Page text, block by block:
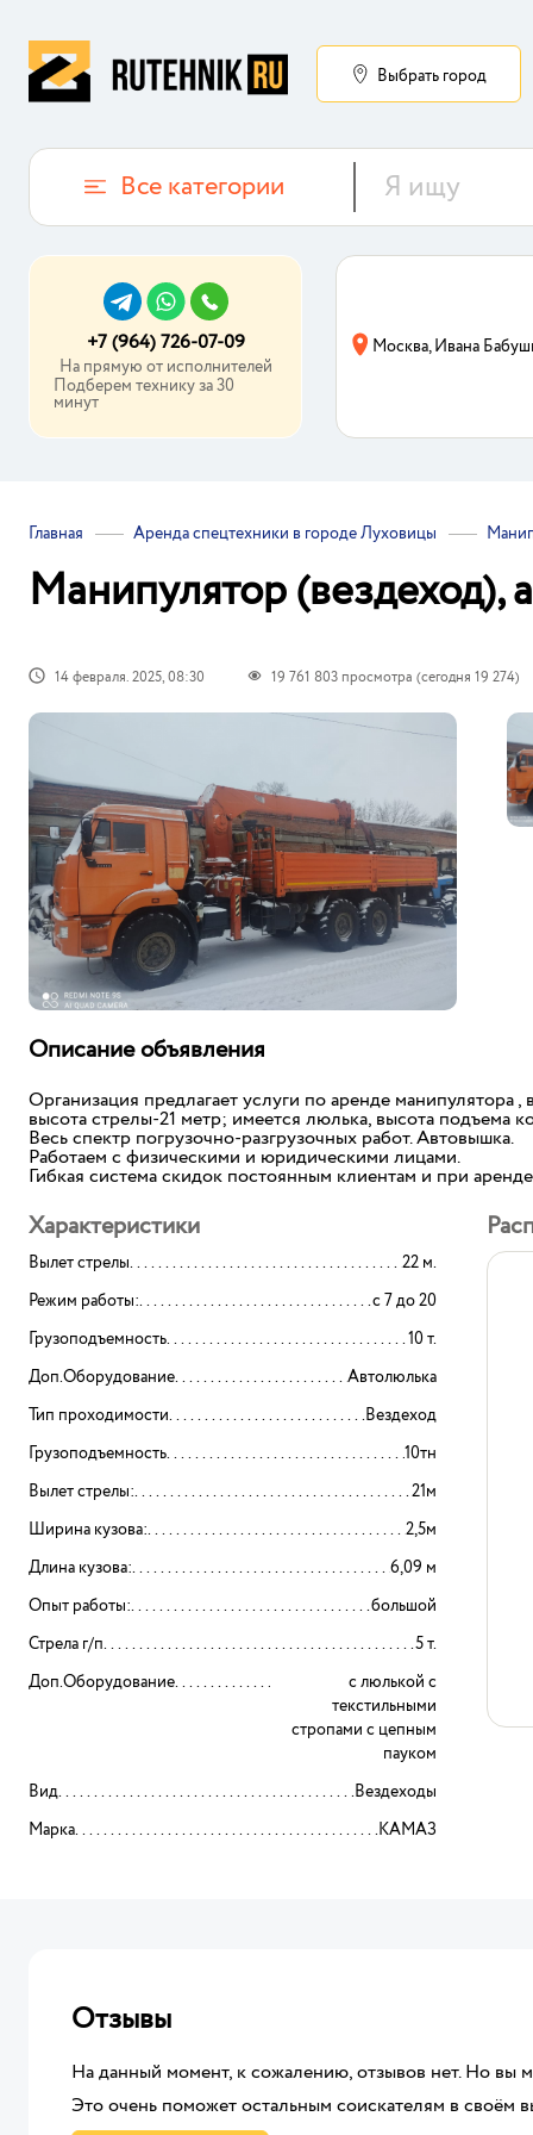
Выбрать город
Все категории
+7 (964) 726-07-09
На прямую от исполнителей
Подберем технику за 30
минут
Москва, Ивана
Главная Аренда спецтехники в городе Луховицы
Манипулятор (вездеход),
14 февраля. 2025, 08:30 19 761 803 просмотрa (сегодня 19 274)
Описание объявления
Организация предлагает услуги по аренде манипулятора
высота стрелы-21 метр; имеется люлька, высота подъема
Весь спектр погрузочно-разгрузочных работ. Автовышка.
Работаем с физическими и юридическими лицами.
Гибкая система скидок постоянным клиентам и при
Характеристики
Вылет стрелы
22 м.
Режим работы:
с 7 до 20
Грузоподъемность
10 т.
Доп.Оборудование
Автолюлька
Тип проходимости
Вездеход
Грузоподъемность
10тн
Вылет стрелы:
21м
Ширина кузова:
2,5м
Длина кузова:
6,09 м
Опыт работы:
большой
Стрела г/п
5 т.
Доп.Оборудование
с люлькой с
текстильными
стропами с цепным
пауком
Вид
Вездеходы
Марка
КАМАЗ
Отзывы
На данный момент, к сожалению, отзывов нет. Но
Это очень поможет остальным соискателям в своём